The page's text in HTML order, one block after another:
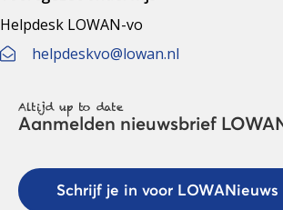
Helpdesk LOWAN-vo
helpdeskvo@lowan.nl
Altijd up to date
Aanmelden nieuwsbrief
Schrijf je in voor LOWANieuws